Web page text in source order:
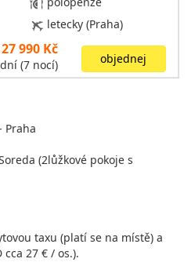
letecky (Praha)
27 990 Kč
(7 nocí) objednej
Praha
(2lůžkové pokoje s
taxu (platí se na místě) a
27 € / os.).